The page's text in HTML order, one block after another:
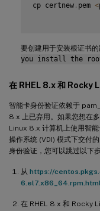
cp certnew . pem <
要创建用于安装根证书
you install the
在 RHEL 8.x 和 Rocky
智能卡身份验证依赖于
8.x 上已弃用。如果您想在
Linux 8.x 计算机上使用智
操作系统 (VDI) 模式下交付
身份验证，您可以跳过以下步
从 https://
6.el7.x86_64.rpm.html
在 RHEL 8.x 和 Rocky